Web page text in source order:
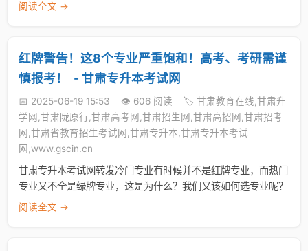
阅读全文 →
红牌警告！这8个专业严重饱和！高考、考研需谨
慎报考！ ​​​ - 甘肃专升本考试网
📅 2025-06-19 15:53 👁️ 606 阅读
🏷️ 甘肃教育在线,甘肃升
学网,甘肃陇原行,甘肃高考网,甘肃招生网,甘肃高招网,甘肃招考
网,甘肃省教育招生考试网,甘肃专升本,甘肃专升本考试
网,www.gscin.cn
甘肃专升本考试网转发冷门专业有时候并不是红牌专业，而热门
专业又不全是绿牌专业，这是为什么？我们又该如何选专业呢？
阅读全文 →